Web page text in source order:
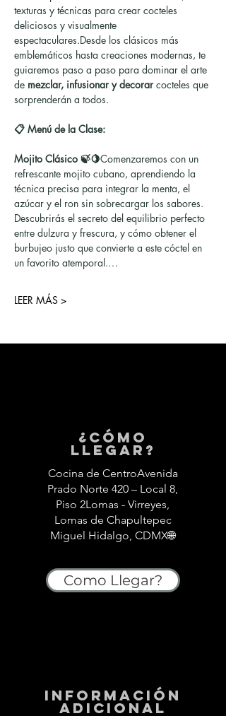
texturas y técnicas para crear cocteles
deliciosos y visualmente
espectaculares.Desde los clásicos más
emblemáticos hasta creaciones modernas, te
guiaremos paso a paso para dominar el arte
de mezclar, infusionar y decorar cocteles que
sorprenderán a todos.
📋 Menú de la Clase:
Mojito Clásico 🍃🍋Comenzaremos con un
refrescante mojito cubano, aprendiendo la
técnica precisa para integrar la menta, el
azúcar y el ron sin sobrecargar los sabores.
Descubrirás el secreto del equilibrio perfecto
entre dulzura y frescura, y cómo obtener el
burbujeo justo que convierte a este cóctel en
un favorito atemporal.…
LEER MÁS >
¿Cómo
llegar?
Cocina de CentroAvenida
Prado Norte 420 – Local 8,
Piso 2Lomas - Virreyes,
Lomas de Chapultepec
Miguel Hidalgo, CDMX🌐
Como Llegar?
información
adicional